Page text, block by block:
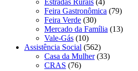
Feira Gastronômica (79)
Feira Verde (30)
Mercado da Família (13)
Vale-Gás (10)
Assistência Social (562)
Casa da Mulher(33)
CRAS (76)